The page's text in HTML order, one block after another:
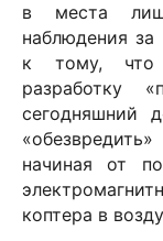
в места
наблюдения
к тому, что
разработку
сегодняшний
начиная от
коптера в